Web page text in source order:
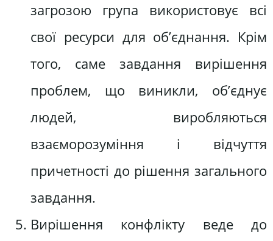
загрозою група використовує всі
свої ресурси для об’єднання. Крім
того, саме завдання вирішення
проблем, що виникли, об’єднує
людей, виробляються
взаєморозуміння і відчуття
причетності до рішення загального
завдання.
Вирішення конфлікту веде до